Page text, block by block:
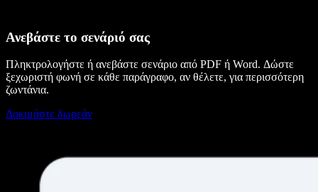
Ανεβάστε το σενάριό σας
Πληκτρολογήστε ή ανεβάστε σενάριο από PDF ή Word. Δώστε
ξεχωριστή φωνή σε κάθε παράγραφο, αν θέλετε, για περισσότερη
ζωντάνια.
Δοκιμάστε δωρεάν